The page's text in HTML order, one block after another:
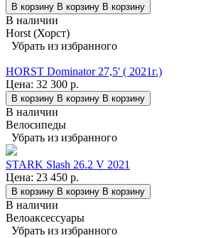
В корзину В корзину В корзину
В наличии
Horst (Хорст)
Убрать из избранного
HORST Dominator 27,5' ( 2021г.)
Цена: 32 300 р.
В корзину В корзину В корзину
В наличии
Велосипеды
Убрать из избранного
STARK Slash 26.2 V 2021
Цена: 23 450 р.
В корзину В корзину В корзину
В наличии
Велоаксессуары
Убрать из избранного